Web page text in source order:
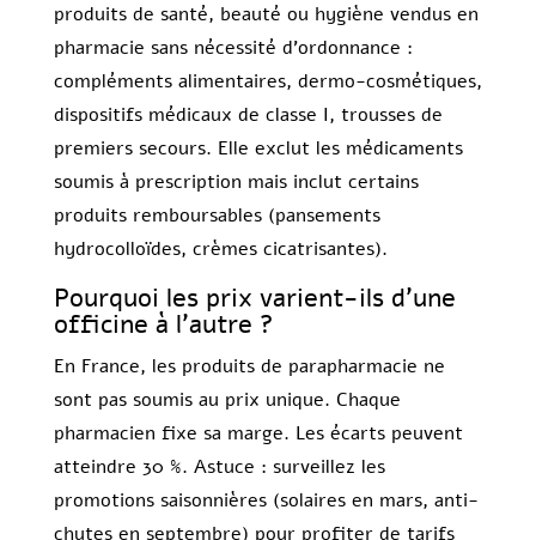
produits de santé, beauté ou hygiène vendus en
pharmacie sans nécessité d’ordonnance :
compléments alimentaires, dermo-cosmétiques,
dispositifs médicaux de classe I, trousses de
premiers secours. Elle exclut les médicaments
soumis à prescription mais inclut certains
produits remboursables (pansements
hydrocolloïdes, crèmes cicatrisantes).
Pourquoi les prix varient-ils d’une
officine à l’autre ?
En France, les produits de parapharmacie ne
sont pas soumis au prix unique. Chaque
pharmacien fixe sa marge. Les écarts peuvent
atteindre 30 %. Astuce : surveillez les
promotions saisonnières (solaires en mars, anti-
chutes en septembre) pour profiter de tarifs